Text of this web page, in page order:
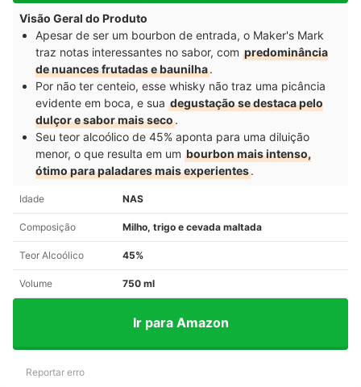
Visão Geral do Produto
Apesar de ser um bourbon de entrada, o Maker's Mark
traz notas interessantes no sabor, com predominância
de nuances frutadas e baunilha.
Por não ter centeio, esse whisky não traz uma picância
evidente em boca, e sua degustação se destaca pelo
dulçor e sabor mais seco.
Seu teor alcoólico de 45% aponta para uma diluição
menor, o que resulta em um bourbon mais intenso,
ótimo para paladares mais experientes.
Idade NAS
Composição Milho, trigo e cevada maltada
Teor Alcoólico 45%
Volume 750 ml
Ir para Amazon
Reportar erro